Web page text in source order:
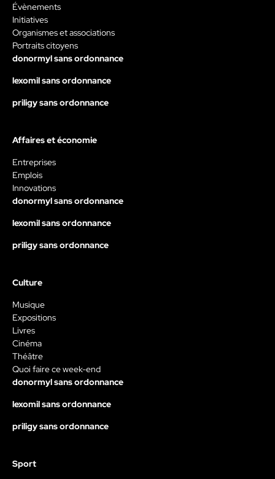
Évènements
Initiatives
Organismes et associations
Portraits citoyens
donormyl sans ordonnance
lexomil sans ordonnance
priligy sans ordonnance
Affaires et économie
Entreprises
Emplois
Innovations
donormyl sans ordonnance
lexomil sans ordonnance
priligy sans ordonnance
Culture
Musique
Expositions
Livres
Cinéma
Théâtre
Quoi faire ce week-end
donormyl sans ordonnance
lexomil sans ordonnance
priligy sans ordonnance
Sport